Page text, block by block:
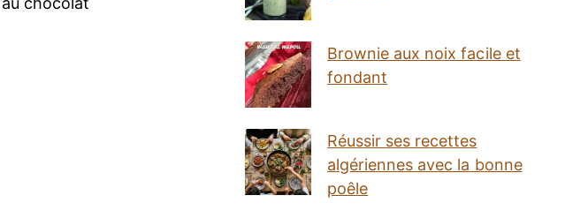
Brownie aux noix facile et
fondant
Réussir ses recettes
algériennes avec la bonne
poêle